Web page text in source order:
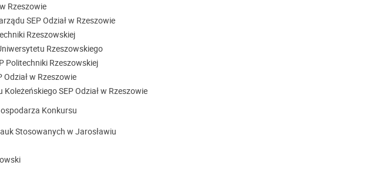
Rzeszowie
SEP Odział w Rzeszowie
Rzeszowskiej
Rzeszowskiego
Politechniki Rzeszowskiej
Odział w Rzeszowie
SEP Odział w Rzeszowie
Konkursu
Stosowanych w Jarosławiu